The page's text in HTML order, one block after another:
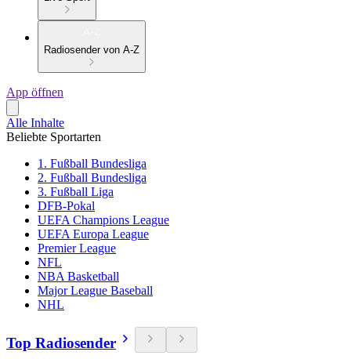
Radiosender von A-Z
App öffnen
Alle Inhalte
Beliebte Sportarten
1. Fußball Bundesliga
2. Fußball Bundesliga
3. Fußball Liga
DFB-Pokal
UEFA Champions League
UEFA Europa League
Premier League
NFL
NBA Basketball
Major League Baseball
NHL
Top Radiosender